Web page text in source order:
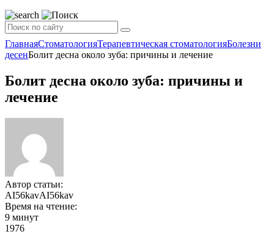
ГлавнаяСтоматологияТерапевтическая стоматологияБолезни
десенБолит десна около зуба: причины и лечение
Болит десна около зуба: причины и
лечение
Автор статьи:
AI56kavAI56kav
Время на чтение:
9 минут
1976